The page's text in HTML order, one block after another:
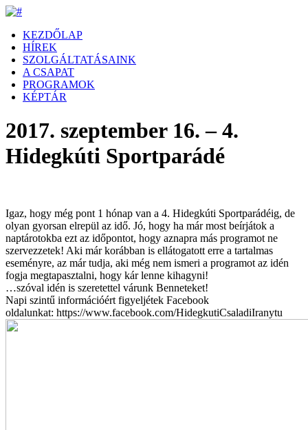
KEZDŐLAP
HÍREK
SZOLGÁLTATÁSAINK
A CSAPAT
PROGRAMOK
KÉPTÁR
2017. szeptember 16. – 4.
Hidegkúti Sportparádé
Igaz, hogy még pont 1 hónap van a 4. Hidegkúti Sportparádéig, de
olyan gyorsan elrepül az idő. Jó, hogy ha már most beírjátok a
naptárotokba ezt az időpontot, hogy aznapra más programot ne
szervezzetek! Aki már korábban is ellátogatott erre a tartalmas
eseményre, az már tudja, aki még nem ismeri a programot az idén
fogja megtapasztalni, hogy kár lenne kihagyni!
…szóval idén is szeretettel várunk Benneteket!
Napi szintű információért figyeljétek Facebook
oldalunkat: https://www.facebook.com/HidegkutiCsaladiIranytu